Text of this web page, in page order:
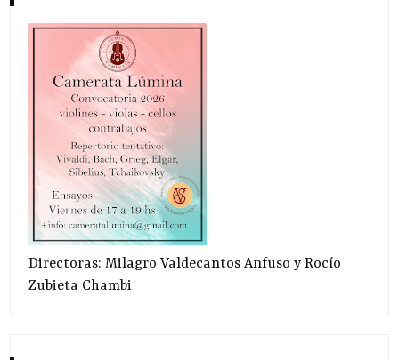
Directoras: Milagro Valdecantos Anfuso y Rocío
Zubieta Chambi